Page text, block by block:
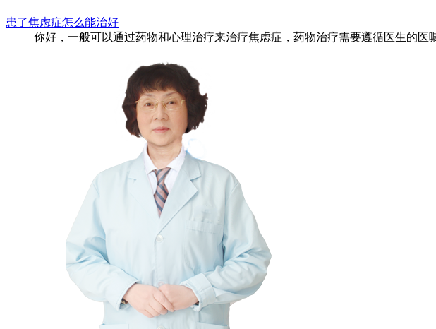
患了焦虑症怎么能治好
你好，一般可以通过药物和心理治疗来治疗焦虑症，药物治疗需要遵循医生的医